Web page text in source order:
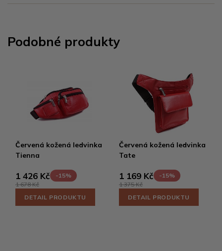
Podobné produkty
Červená kožená ledvinka
Tienna
1 426 Kč
-15%
1 678 Kč
DETAIL PRODUKTU
Červená kožená ledvinka
Tate
1 169 Kč
-15%
1 375 Kč
DETAIL PRODUKTU